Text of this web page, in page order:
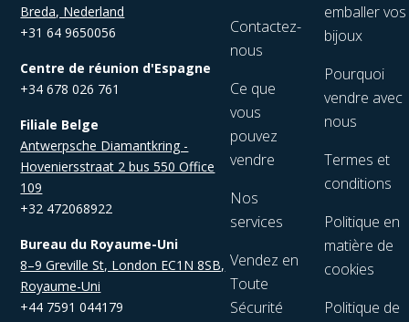
Breda, Nederland
+31 64 9650056
Centre de réunion d'Espagne
+34 678 026 761
Filiale Belge
Antwerpsche Diamantkring -
Hoveniersstraat 2 bus 550 Office
109
+32 472068922
Bureau du Royaume-Uni
8–9 Greville St, London EC1N 8SB,
Royaume-Uni
+44 7591 044179
Contactez-
nous
Ce que
vous
pouvez
vendre
Nos
services
Vendez en
Toute
Sécurité
emballer vos
bijoux
Pourquoi
vendre avec
nous
Termes et
conditions
Politique en
matière de
cookies
Politique de